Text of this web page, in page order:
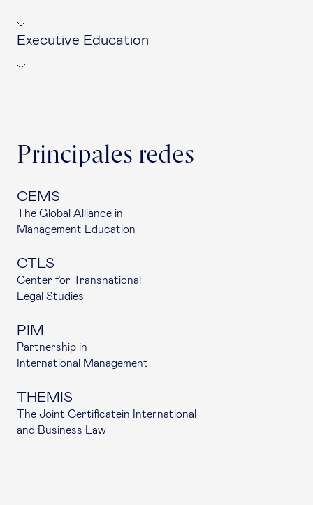
Executive Education
Principales redes
CEMS
The Global Alliance in
Management Education
CTLS
Center for Transnational
Legal Studies
PIM
Partnership in
International Management
THEMIS
The Joint Certificatein International
and Business Law